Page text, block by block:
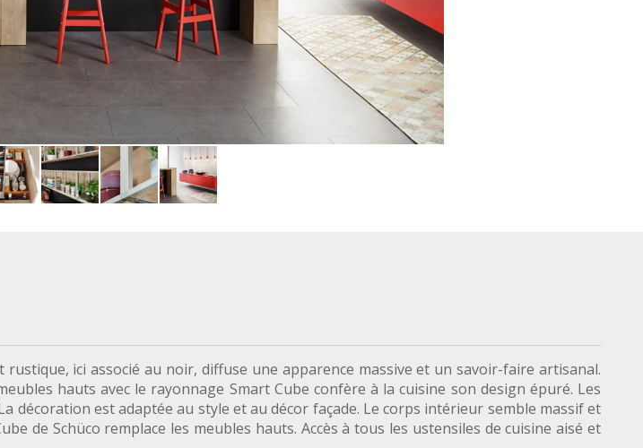
ici associé au noir, diffuse une apparence massive et un savoir-faire artisanal.
hauts avec le rayonnage Smart Cube confère à la cuisine son design épuré. Les
est adaptée au style et au décor façade. Le corps intérieur semble massif et
de Schüco remplace les meubles hauts. Accès à tous les ustensiles de cuisine aisé et